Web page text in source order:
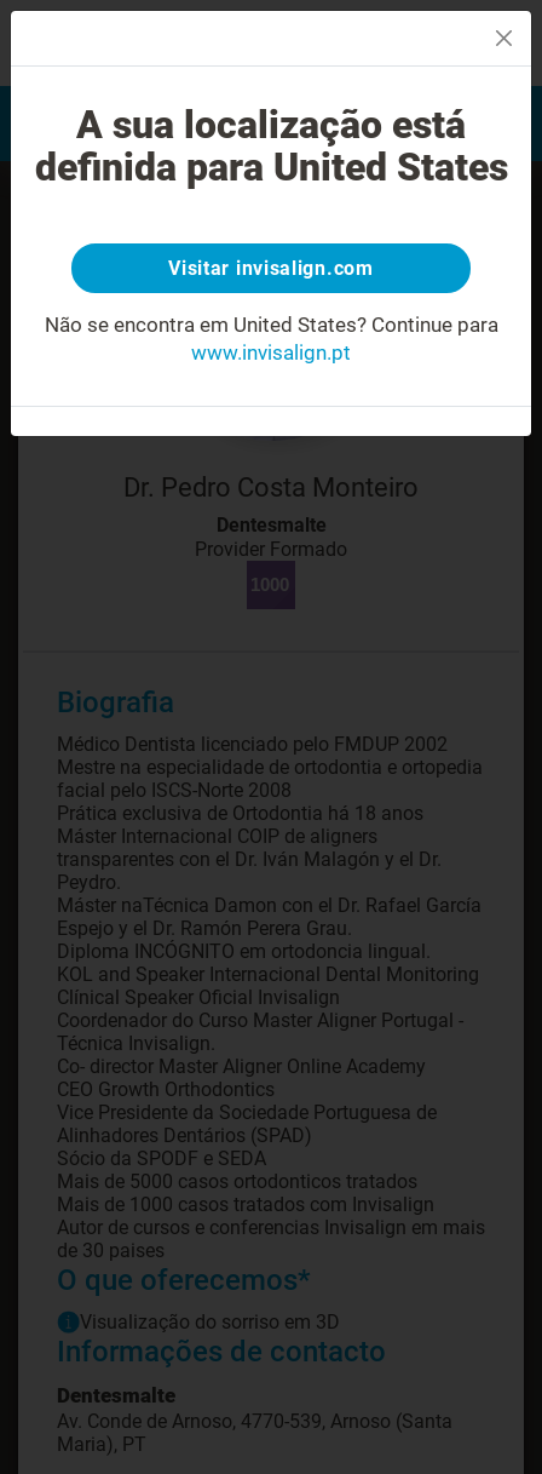
Avaliação do sorriso
Encontrar um Invisalign
provider
Dr. Pedro Costa Monteiro
Dentesmalte
Provider Formado
Biografia
Médico Dentista licenciado pelo FMDUP 2002
Mestre na especialidade de ortodontia e ortopedia
facial pelo ISCS-Norte 2008
Prática exclusiva de Ortodontia há 18 anos
Máster Internacional COIP de aligners
transparentes con el Dr. Iván Malagón y el Dr.
Peydro.
Máster naTécnica Damon con el Dr. Rafael García
Espejo y el Dr. Ramón Perera Grau.
Diploma INCÓGNITO em ortodoncia lingual.
KOL and Speaker Internacional Dental Monitoring
Clínical Speaker Oficial Invisalign
Coordenador do Curso Master Aligner Portugal -
Técnica Invisalign.
Co- director Master Aligner Online Academy
CEO Growth Orthodontics
Vice Presidente da Sociedade Portuguesa de
Alinhadores Dentários (SPAD)
Sócio da SPODF e SEDA
Mais de 5000 casos ortodonticos tratados
Mais de 1000 casos tratados com Invisalign
Autor de cursos e conferencias Invisalign em mais
de 30 paises
O que oferecemos*
Visualização do sorriso em 3D
Informações de contacto
Dentesmalte
Av. Conde de Arnoso, 4770-539, Arnoso (Santa
Maria), PT
A sua localização está
definida para United States
Visitar invisalign.com
Não se encontra em United States? Continue para
www.invisalign.pt